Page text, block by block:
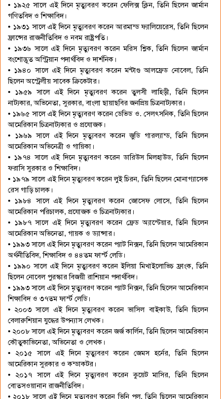
• ১৯২৫ সালে এই দিনে মৃত্যুবরণ করেন ফেলিক্স ক্লিন, তিনি ছিলেন জার্মান
গণিতবিদ ও শিক্ষাবিদ।
• ১৯৩১ সালে এই দিনে মৃত্যুবরণ করেন আরমান্ড ফ্যালিয়েরেস, তিনি ছিলেন
ফ্রান্সের রাজনীতিবিদ ও নবম রাষ্ট্রপতি।
• ১৯৩৬ সালে এই দিনে মৃত্যুবরণ করেন মরিস শ্লিক, তিনি ছিলেন জার্মান
বংশোদ্ভূত অস্ট্রিয়ান পদার্থবিদ ও দার্শনিক।
• ১৯৪০ সালে এই দিনে মৃত্যুবরণ করেন মন্টাগু আলফ্রেড নোবেল, তিনি
ছিলেন অস্ট্রেলীয় সাবেক ক্রিকেটার।
• ১৯৫৯ সালে এই দিনে মৃত্যুবরণ করেন তুলসী লাহিড়ী, তিনি ছিলেন
নাট্যকার, অভিনেতা, সুরকার, বাংলা ছায়াছবির জনপ্রিয় চিত্রনাট্যকার।
• ১৯৬৫ সালে এই দিনে মৃত্যুবরণ করেন ডেভিড ও. সেলৎসনিক, তিনি ছিলেন
আমেরিকান চিত্রনাট্যকার ও প্রযোজক।
• ১৯৬৯ সালে এই দিনে মৃত্যুবরণ করেন জুডি গারল্যান্ড, তিনি ছিলেন
আমেরিকান অভিনেত্রী ও গায়িকা।
• ১৯৭৪ সালে এই দিনে মৃত্যুবরণ করেন ডারিউস মিলহাউড, তিনি ছিলেন
ফরাসি সুরকার ও শিক্ষাবিদ।
• ১৯৭৯ সালে এই দিনে মৃত্যুবরণ করেন লুই চিরন, তিনি ছিলেন মোনাগ্যাসেক
রেস গাড়ি চালক।
• ১৯৮৪ সালে এই দিনে মৃত্যুবরণ করেন জোসেফ লোসে, তিনি ছিলেন
আমেরিকান পরিচালক, প্রযোজক ও চিত্রনাট্যকার।
• ১৯৮৭ সালে এই দিনে মৃত্যুবরণ করেন ফ্রেড অ্যাস্টেয়ার, তিনি ছিলেন
আমেরিকান অভিনেতা, গায়ক ও ড্যান্সার।
• ১৯৯৩ সালে এই দিনে মৃত্যুবরণ করেন প্যাট নিক্সন, তিনি ছিলেন আমেরিকান
অর্থনীতিবিদ, শিক্ষাবিদ ও ৪৪তম ফার্স্ট লেডি।
• ১৯৯০ সালে এই দিনে মৃত্যুবরণ করেন ইলিয়া মিখাইলোভিচ ফ্রাংক, তিনি
ছিলেন নোবেল পুরস্কার বিজয়ী রাশিয়ান পদার্থবিদ।
• ১৯৯৩ সালে এই দিনে মৃত্যুবরণ করেন প্যাট নিক্সন, তিনি ছিলেন আমেরিকান
শিক্ষাবিদ ও ৩৭তম ফার্স্ট লেডি।
• ২০০৩ সালে এই দিনে মৃত্যুবরণ করেন ভাসিল বাইকাউ, তিনি ছিলেন
বেলারুশিয়ান যুদ্ধের উপন্যাস লেখক।
• ২০০৮ সালে এই দিনে মৃত্যুবরণ করেন জর্জ কার্লিন, তিনি ছিলেন আমেরিকান
কৌতুকাভিনেতা, অভিনেতা ও লেখক।
• ২০১৫ সালে এই দিনে মৃত্যুবরণ করেন জেমস হর্নের, তিনি ছিলেন
আমেরিকান সুরকার ও কন্ডাকটর।
• ২০১৭ সালে এই দিনে মৃত্যুবরণ করেন কুয়েট মাসির, তিনি ছিলেন
বোতসওয়ানান রাজনীতিবিদ।
• ২০১৮ সালে এই দিনে মৃত্যুবরণ করেন ভিনি পল, তিনি ছিলেন আমেরিকান